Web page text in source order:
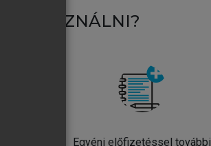
HASZNÁLNI?
Egyéni előfizetéssel további